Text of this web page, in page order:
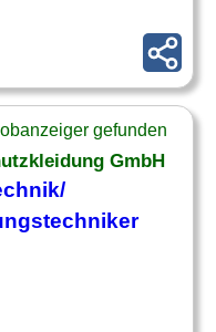
gefunden
GmbH